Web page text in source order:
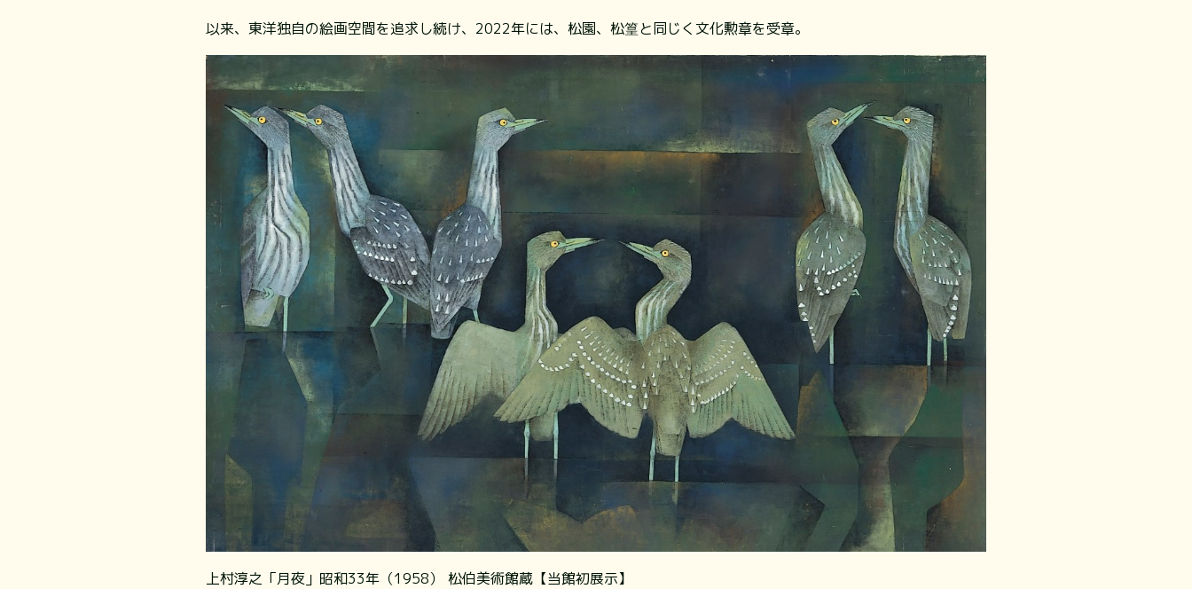
以来、東洋独自の絵画空間を追求し続け、2022年には、松園、松篁と同じく文化勲章を受章。
上村淳之「月夜」昭和33年（1958） 松伯美術館蔵【当館初展示】